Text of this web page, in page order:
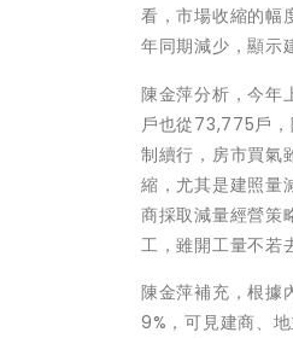
看，市場收縮的幅
年同期減少，顯示
陳金萍分析，今年
戶也從73,775戶
制續行，房市買氣
縮，尤其是建照量
商採取減量經營策
工，雖開工量不若
陳金萍補充，根據
9%，可見建商、